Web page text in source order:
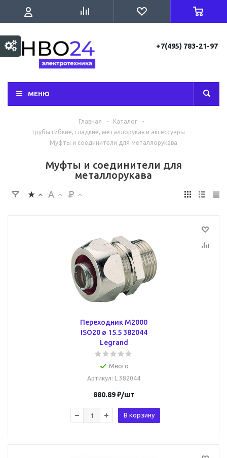
+7(495) 783-21-97
МЕНЮ
Главная - Каталог
-
Трубы гибкие, гладкие, металлорукав и аксессуары
-
Муфты и соединители для металлорукава
Муфты и соединители для
металлорукава
Переходник M2000
ISO20 ø 15.5 382044
Legrand
Много
Артикул: L 382044
880.89₽/шт
В корзину